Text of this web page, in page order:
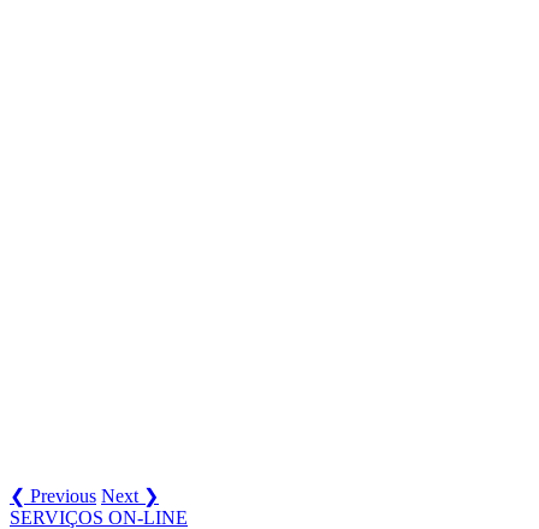
❮ Previous Next ❯
SERVIÇOS ON-LINE